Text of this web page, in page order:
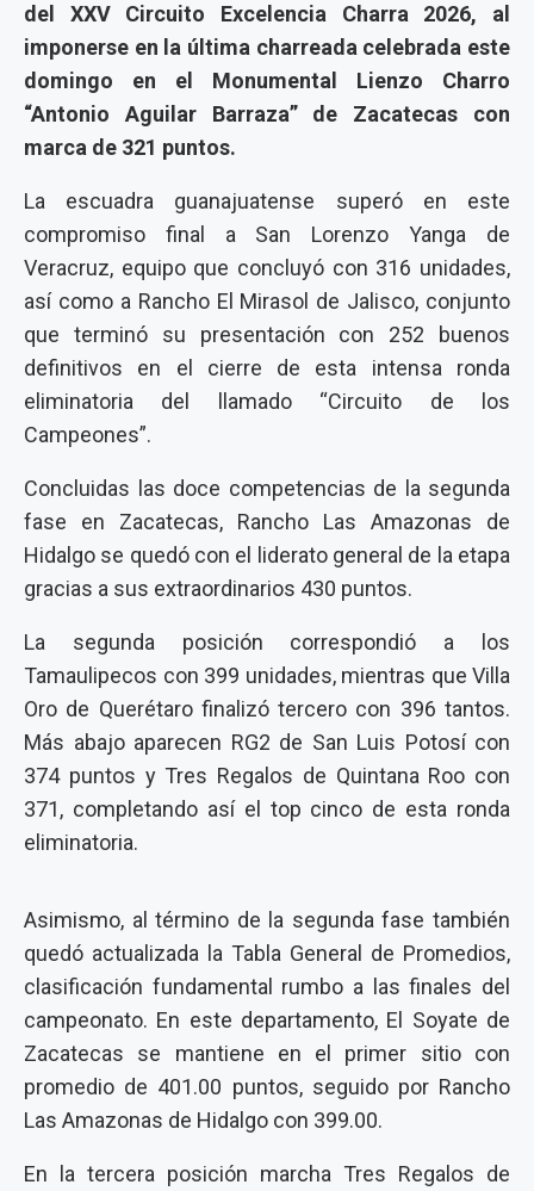
del XXV Circuito Excelencia Charra 2026, al
imponerse en la última charreada celebrada este
domingo en el Monumental Lienzo Charro
“Antonio Aguilar Barraza” de Zacatecas con
marca de 321 puntos.
La escuadra guanajuatense superó en este
compromiso final a San Lorenzo Yanga de
Veracruz, equipo que concluyó con 316 unidades,
así como a Rancho El Mirasol de Jalisco, conjunto
que terminó su presentación con 252 buenos
definitivos en el cierre de esta intensa ronda
eliminatoria del llamado “Circuito de los
Campeones”.
Concluidas las doce competencias de la segunda
fase en Zacatecas, Rancho Las Amazonas de
Hidalgo se quedó con el liderato general de la etapa
gracias a sus extraordinarios 430 puntos.
La segunda posición correspondió a los
Tamaulipecos con 399 unidades, mientras que Villa
Oro de Querétaro finalizó tercero con 396 tantos.
Más abajo aparecen RG2 de San Luis Potosí con
374 puntos y Tres Regalos de Quintana Roo con
371, completando así el top cinco de esta ronda
eliminatoria.
Asimismo, al término de la segunda fase también
quedó actualizada la Tabla General de Promedios,
clasificación fundamental rumbo a las finales del
campeonato. En este departamento, El Soyate de
Zacatecas se mantiene en el primer sitio con
promedio de 401.00 puntos, seguido por Rancho
Las Amazonas de Hidalgo con 399.00.
En la tercera posición marcha Tres Regalos de